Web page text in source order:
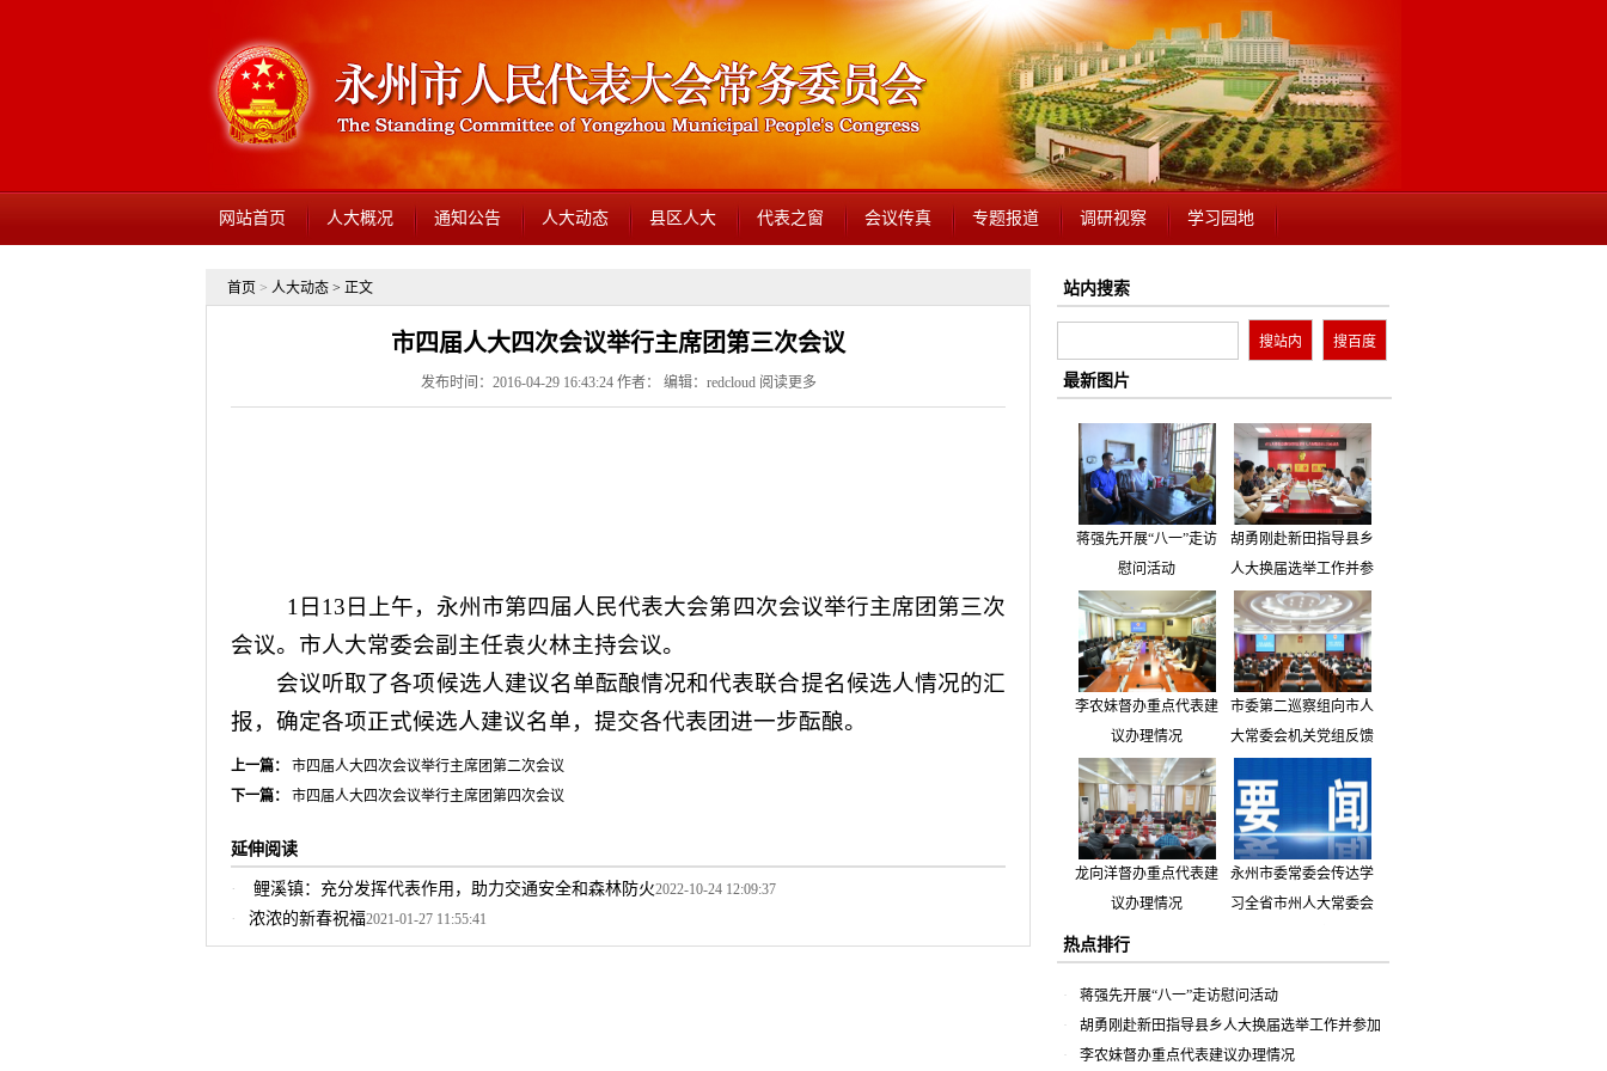
网站首页 人大概况 通知公告 人大动态 县区人大 代表之窗 会议传真 专题报道 调研视察 学习园地
首页 > 人大动态 > 正文
市四届人大四次会议举行主席团第三次会议
发布时间：2016-04-29 16:43:24 作者： 编辑：redcloud 阅读更多
1 日 13 日
上午，永州市第四届人民代表大会第四次会议举行主席团第三次
会议。市人大常委会副主任袁火林主持会议。
会议听取了各项候选人建议名单酝酿情况和代表联合提名候选人情况的汇
报，确定各项正式候选人建议名单，提交各代表团进一步酝酿。
上一篇：
市四届人大四次会议举行主席团第二次会议
下一篇：
市四届人大四次会议举行主席团第四次会议
延伸阅读
鲤溪镇：充分发挥代表作用，助力交通安全和森林防火2022-10-24 12:09:37
浓浓的新春祝福2021-01-27 11:55:41
站内搜索
最新图片
蒋强先开展“八一”走访
慰问活动
胡勇刚赴新田指导县乡
人大换届选举工作并参
加市人大代表小组主题
活动
李农妹督办重点代表建
议办理情况
市委第二巡察组向市人
大常委会机关党组反馈
龙向洋督办重点代表建
议办理情况
永州市委常委会传达学
习全省市州人大常委会
关精神 专题听取省人
大常委会执法检查组到
永州开展大气污染防治
相关法律法规执法检查
热点排行
蒋强先开展“八一”走访慰问活动
胡勇刚赴新田指导县乡人大换届选举工作并参加
市人大代表小组主题活动
李农妹督办重点代表建议办理情况